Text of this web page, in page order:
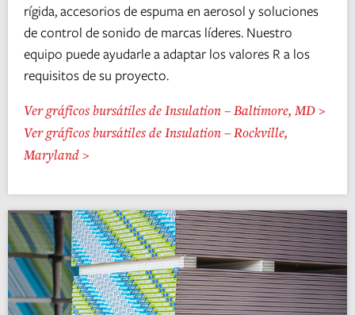
rígida, accesorios de espuma en aerosol y soluciones
de control de sonido de marcas líderes. Nuestro
equipo puede ayudarle a adaptar los valores R a los
requisitos de su proyecto.
Ver gráficos bursátiles de Insulation – Baltimore, MD >
Ver gráficos bursátiles de Insulation – Rockville,
Maryland >